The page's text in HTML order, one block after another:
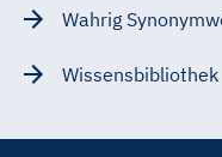
Wahrig
Wissensbibliothek